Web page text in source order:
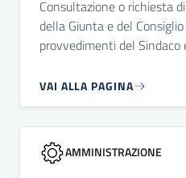
Consultazione o richiesta
della Giunta e del
provvedimenti del
VAI ALLA PAGINA
AMMINISTRAZIONE